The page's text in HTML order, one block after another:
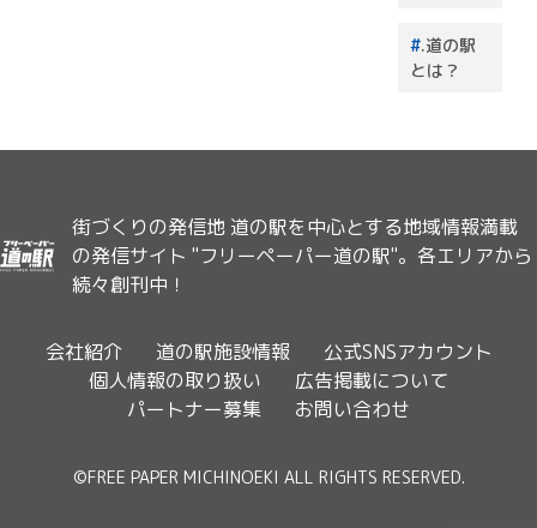
.道の駅
とは？
街づくりの発信地 道の駅を中心とする地域情報満載
の発信サイト "フリーペーパー道の駅"。各エリアから
続々創刊中！
会社紹介 道の駅施設情報
公式SNSアカウント
個人情報の取り扱い
広告掲載について
パートナー募集
お問い合わせ
©FREE PAPER MICHINOEKI ALL RIGHTS RESERVED.